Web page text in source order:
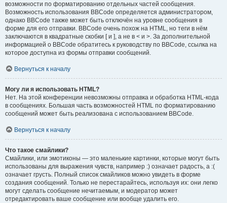
возможности по форматированию отдельных частей сообщения.
Возможность использования BBCode определяется администратором,
однако BBCode также может быть отключён на уровне сообщения в
форме для его отправки. BBCode очень похож на HTML, но теги в нём
заключаются в квадратные скобки [ и ], а не в < и >. За дополнительной
информацией о BBCode обратитесь к руководству по BBCode, ссылка на
которое доступна из формы отправки сообщений.
Вернуться к началу
Могу ли я использовать HTML?
Нет. На этой конференции невозможны отправка и обработка HTML-кода
в сообщениях. Большая часть возможностей HTML по форматированию
сообщений может быть реализована с использованием BBCode.
Вернуться к началу
Что такое смайлики?
Смайлики, или эмотиконы — это маленькие картинки, которые могут быть
использованы для выражения чувств, например :) означает радость, а :(
означает грусть. Полный список смайликов можно увидеть в форме
создания сообщений. Только не перестарайтесь, используя их: они легко
могут сделать сообщение нечитаемым, и модератор может
отредактировать ваше сообщение или вообще удалить его.